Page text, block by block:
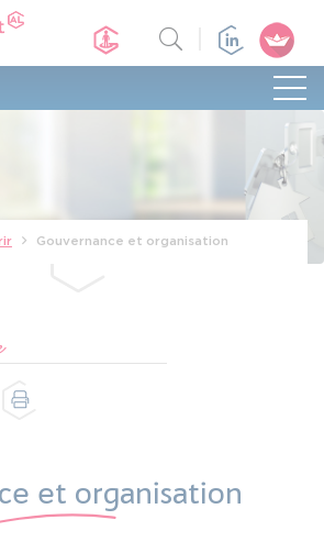
Gouvernance et organisation
et organisation